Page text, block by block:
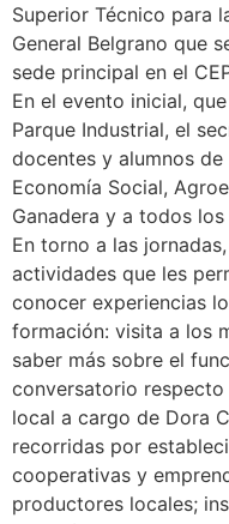
Superior Técnico para
General Belgrano que
sede principal en el
En el evento inicial,
Parque Industrial, el
docentes y alumnos
Economía Social,
Ganadera y a todos
En torno a las
actividades que les
conocer experiencias
formación: visita a los
saber más sobre el
conversatorio
local a cargo de Dora
recorridas por
cooperativas y
productores locales;